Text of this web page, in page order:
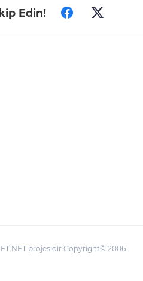
temizlik hareketi
Edin!
projesidir Copyright© 2006-